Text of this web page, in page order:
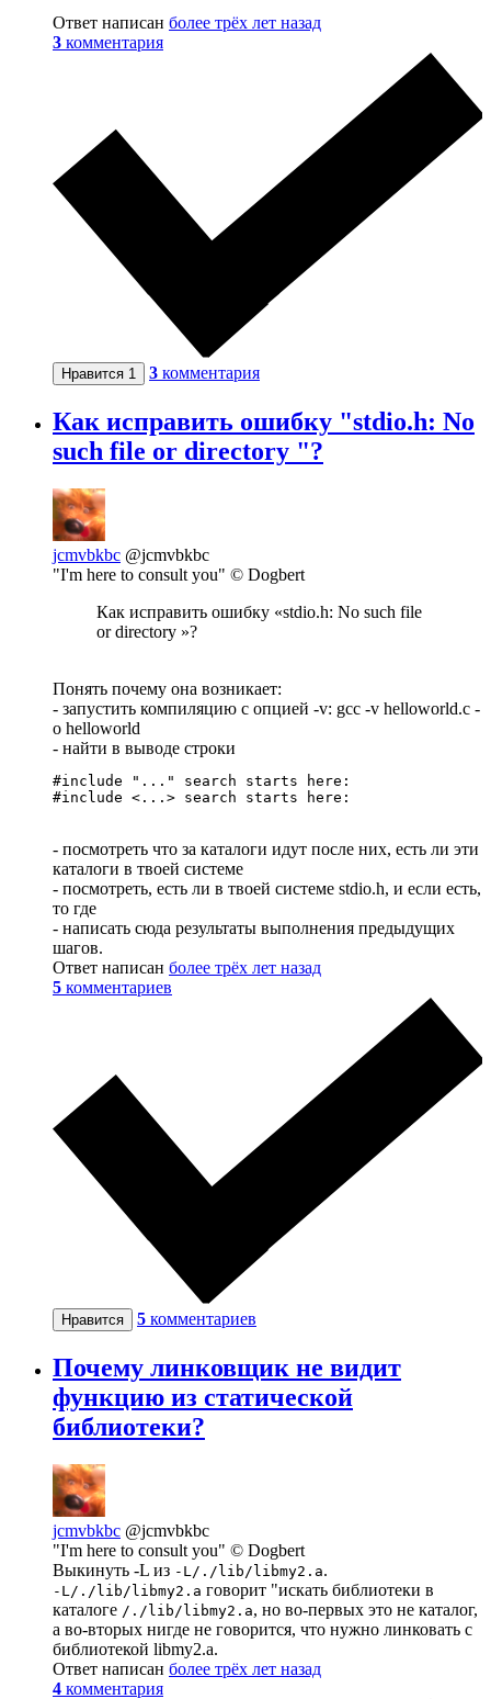
Ответ написан более трёх лет назад
3 комментария
Нравится 1 3 комментария
Как исправить ошибку "stdio.h: No
such file or directory "?
jcmvbkbc @jcmvbkbc
"I'm here to consult you" © Dogbert
Как исправить ошибку «stdio.h: No such file
or directory »?
Понять почему она возникает:
- запустить компиляцию с опцией -v: gcc -v helloworld.c -
o helloworld
- найти в выводе строки
#include "..." search starts here:
#include <...> search starts here:
- посмотреть что за каталоги идут после них, есть ли эти
каталоги в твоей системе
- посмотреть, есть ли в твоей системе stdio.h, и если есть,
то где
- написать сюда результаты выполнения предыдущих
шагов.
Ответ написан более трёх лет назад
5 комментариев
Нравится 5 комментариев
Почему линковщик не видит
функцию из статической
библиотеки?
jcmvbkbc @jcmvbkbc
"I'm here to consult you" © Dogbert
Выкинуть -L из -L/./lib/libmy2.a.
-L/./lib/libmy2.a говорит "искать библиотеки в
каталоге /./lib/libmy2.a, но во-первых это не каталог,
а во-вторых нигде не говорится, что нужно линковать с
библиотекой libmy2.a.
Ответ написан более трёх лет назад
4 комментария